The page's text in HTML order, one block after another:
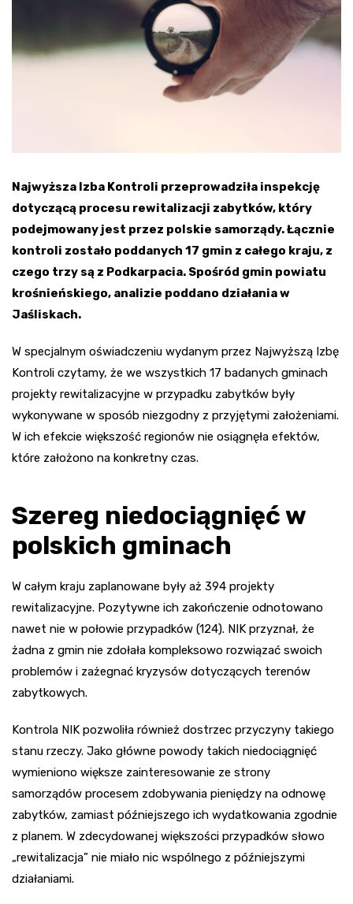
Najwyższa Izba Kontroli przeprowadziła inspekcję
dotyczącą procesu rewitalizacji zabytków, który
podejmowany jest przez polskie samorządy. Łącznie
kontroli zostało poddanych 17 gmin z całego kraju, z
czego trzy są z Podkarpacia. Spośród gmin powiatu
krośnieńskiego, analizie poddano działania w
Jaśliskach.
W specjalnym oświadczeniu wydanym przez Najwyższą Izbę
Kontroli czytamy, że we wszystkich 17 badanych gminach
projekty rewitalizacyjne w przypadku zabytków były
wykonywane w sposób niezgodny z przyjętymi założeniami.
W ich efekcie większość regionów nie osiągnęła efektów,
które założono na konkretny czas.
Szereg niedociągnięć w
polskich gminach
W całym kraju zaplanowane były aż 394 projekty
rewitalizacyjne. Pozytywne ich zakończenie odnotowano
nawet nie w połowie przypadków (124). NIK przyznał, że
żadna z gmin nie zdołała kompleksowo rozwiązać swoich
problemów i zażegnać kryzysów dotyczących terenów
zabytkowych.
Kontrola NIK pozwoliła również dostrzec przyczyny takiego
stanu rzeczy. Jako główne powody takich niedociągnięć
wymieniono większe zainteresowanie ze strony
samorządów procesem zdobywania pieniędzy na odnowę
zabytków, zamiast późniejszego ich wydatkowania zgodnie
z planem. W zdecydowanej większości przypadków słowo
„rewitalizacja” nie miało nic wspólnego z późniejszymi
działaniami.